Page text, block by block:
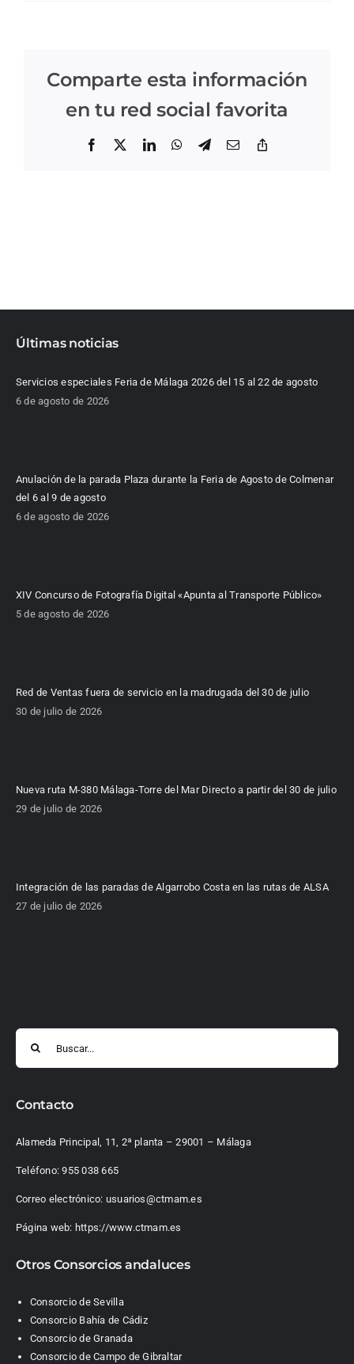
Comparte esta información
en tu red social favorita
Facebook LinkedInWhatsApp
Telegram
Correo
Últimas noticias
Servicios especiales Feria de Málaga 2026 del 15 al 22 de agosto
6 de agosto de 2026
Anulación de la parada Plaza durante la Feria de Agosto de Colmenar
del 6 al 9 de agosto
6 de agosto de 2026
XIV Concurso de Fotografía Digital «Apunta al Transporte Público»
5 de agosto de 2026
Red de Ventas fuera de servicio en la madrugada del 30 de julio
30 de julio de 2026
Nueva ruta M-380 Málaga-Torre del Mar Directo a partir del 30 de julio
29 de julio de 2026
Integración de las paradas de Algarrobo Costa en las rutas de ALSA
27 de julio de 2026
Contacto
Alameda Principal, 11, 2ª planta – 29001 – Málaga
Teléfono:955 038 665
Correo electrónico: usuarios@ctmam.es
Página web: https://www.ctmam.es
Otros Consorcios andaluces
Consorcio de Sevilla
Consorcio Bahía de Cádiz
Consorcio de Granada
Consorcio de Campo de Gibraltar